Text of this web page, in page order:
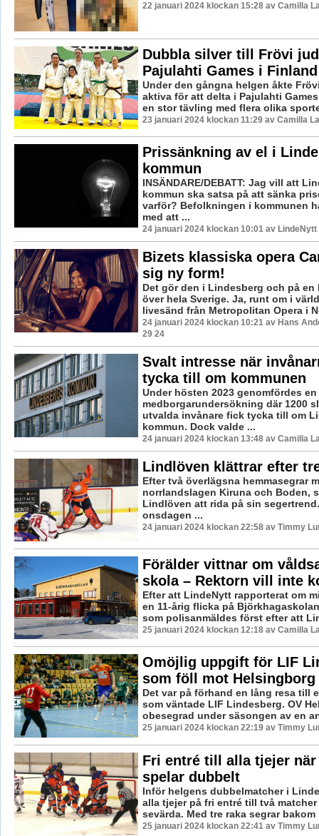
22 januari 2024 klockan 15:28 av Camilla
Dubbla silver till Frövi
Pajulahti Games i Finland
Under den gångna helgen åkte
aktiva för att delta i Pajulahti
en stor tävling med flera olika
23 januari 2024 klockan 11:29 av Camilla
Prissänkning av el i
kommun
INSÄNDARE/DEBATT: Jag vill att
kommun ska satsa på att sänka
varför? Befolkningen i kommunen
med att ...
24 januari 2024 klockan 10:01 av LindeNytt
Bizets klassiska opera
sig ny form!
Det gör den i Lindesberg och på en
över hela Sverige. Ja, runt om i
livesänd från Metropolitan Opera i
24 januari 2024 klockan 10:21 av Hans
29 24
Svalt intresse när
tycka till om kommunen
Under hösten 2023 genomfördes en
medborgarundersökning där 1200
utvalda invånare fick tycka till om
kommun. Dock valde ...
24 januari 2024 klockan 13:48 av Camilla
Lindlöven klättrar efter
Efter två överlägsna hemmasegrar
norrlandslagen Kiruna och Boden,
Lindlöven att rida på sin
onsdagen ...
24 januari 2024 klockan 22:58 av Timmy
Förälder vittnar om
skola – Rektorn vill inte
Efter att LindeNytt rapporterat om
en 11-årig flicka på
som polisanmäldes först efter att
25 januari 2024 klockan 12:18 av Camilla
Omöjlig uppgift för LIF
som föll mot Helsingborg
Det var på förhand en lång resa till
som väntade LIF Lindesberg. OV
obesegrad under säsongen av en
25 januari 2024 klockan 22:19 av Timmy
Fri entré till alla tjejer
spelar dubbelt
Inför helgens dubbelmatcher i
alla tjejer på fri entré till två
sevärda. Med tre raka segrar bakom
25 januari 2024 klockan 22:41 av Timmy